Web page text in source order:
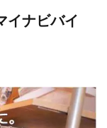
イナビバイ